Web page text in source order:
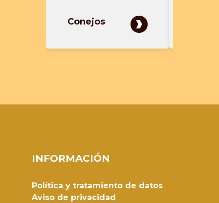
Conejos ›
INFORMACIÓN
Política y tratamiento de datos
Aviso de privacidad